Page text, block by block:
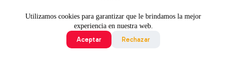
Utilizamos cookies para garantizar que le brindamos la mejor
experiencia en nuestra web.
Aceptar
Rechazar
Todo contenido original es sujeto de Copyright © 2026 TCG